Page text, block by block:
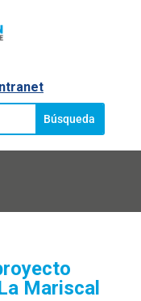
Intranet
Mariscal